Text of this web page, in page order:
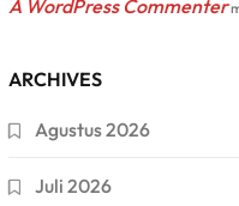
A WordPress Commenter
ARCHIVES
Agustus 2026
Juli 2026